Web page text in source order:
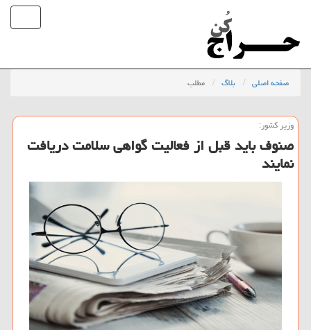
صفحه اصلی بلاگ مطلب
وزیر كشور:
صنوف باید قبل از فعالیت گواهی سلامت دریافت
نمایند